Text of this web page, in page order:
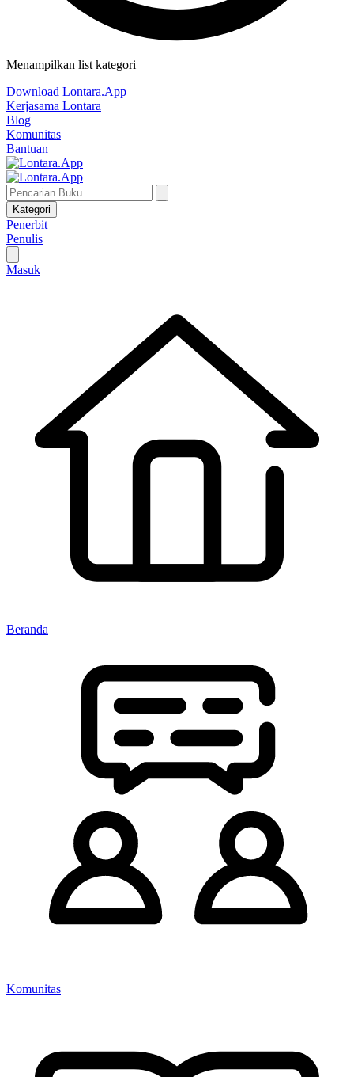
Menampilkan list kategori
Download Lontara.App
Kerjasama Lontara
Blog
Komunitas
Bantuan
Kategori
Penerbit
Penulis
Masuk
Beranda
Komunitas